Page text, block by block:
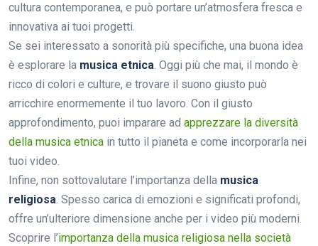
cultura contemporanea, e può portare un’atmosfera fresca e
innovativa ai tuoi progetti.
Se sei interessato a sonorità più specifiche, una buona idea
è esplorare la musica etnica. Oggi più che mai, il mondo è
ricco di colori e culture, e trovare il suono giusto può
arricchire enormemente il tuo lavoro. Con il giusto
approfondimento, puoi imparare ad apprezzare la diversità
della musica etnica in tutto il pianeta e come incorporarla nei
tuoi video.
Infine, non sottovalutare l’importanza della musica
religiosa. Spesso carica di emozioni e significati profondi,
offre un’ulteriore dimensione anche per i video più moderni.
Scoprire l’importanza della musica religiosa nella società